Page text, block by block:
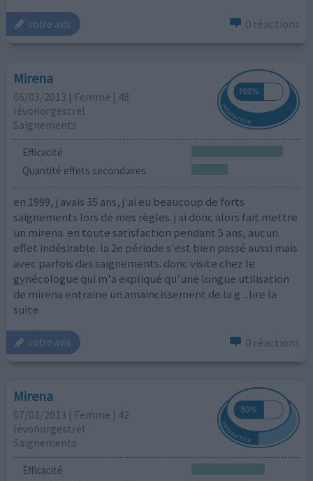
votre avis 0 réactions
Mirena
06/03/2013 | Femme | 48
lévonorgestrel
Saignements
Efficacité
Quantité effets secondaires
en 1999, j avais 35 ans, j'ai eu beaucoup de forts
saignements lors de mes règles. j ai donc alors fait mettre
un mirena. en toute satisfaction pendant 5 ans, aucun
effet indésirable. la 2e période s'est bien passé aussi mais
avec parfois des saignements. donc visite chez le
gynécologue qui m'a expliqué qu'une longue utilisation
de mirena entraine un amaincissement de la g ...lire la
suite
votre avis 0 réactions
Mirena
07/01/2013 | Femme | 42
lévonorgestrel
Saignements
Efficacité